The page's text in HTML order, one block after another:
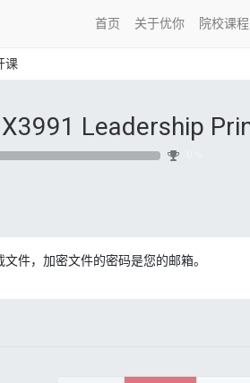
首页 关于优你 院校课程
课
Leadership
件，加密文件的密码是您的邮箱。